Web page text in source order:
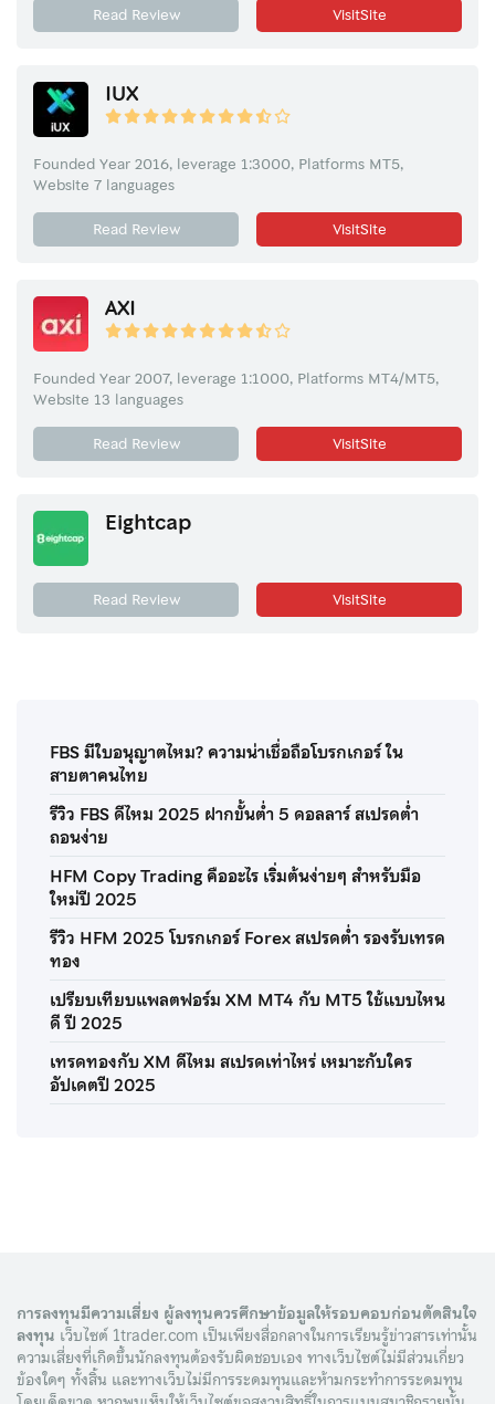
Read Review
VisitSite
IUX
Founded Year 2016, leverage 1:3000, Platforms MT5,
Website 7 languages
Read Review
VisitSite
AXI
Founded Year 2007, leverage 1:1000, Platforms MT4/MT5,
Website 13 languages
Read Review
VisitSite
Eightcap
Read Review VisitSite
FBS มีใบอนุญาตไหม? ความน่าเชื่อถือโบรกเกอร์ ใน
สายตาคนไทย
รีวิว FBS ดีไหม 2025 ฝากขั้นต่ำ 5 ดอลลาร์ สเปรดต่ำ
ถอนง่าย
HFM Copy Trading คืออะไร เริ่มต้นง่ายๆ สำหรับมือ
ใหม่ปี 2025
รีวิว HFM 2025 โบรกเกอร์ Forex สเปรดต่ำ รองรับเทรด
ทอง
เปรียบเทียบแพลตฟอร์ม XM MT4 กับ MT5 ใช้แบบไหน
ดี ปี 2025
เทรดทองกับ XM ดีไหม สเปรดเท่าไหร่ เหมาะกับใคร
อัปเดตปี 2025
การลงทุนมีความเสี่ยง ผู้ลงทุนควรศึกษาข้อมูลให้รอบคอบก่อนตัดสินใจ
ลงทุน เว็บไซต์ 1trader.com เป็นเพียงสื่อกลางในการเรียนรู้ข่าวสารเท่านั้น
ความเสี่ยงที่เกิดขึ้นนักลงทุนต้องรับผิดชอบเอง ทางเว็บไซต์ไม่มีส่วนเกี่ยว
ข้องใดๆ ทั้งสิ้น และทางเว็บไม่มีการระดมทุนและห้ามกระทำการระดมทุน